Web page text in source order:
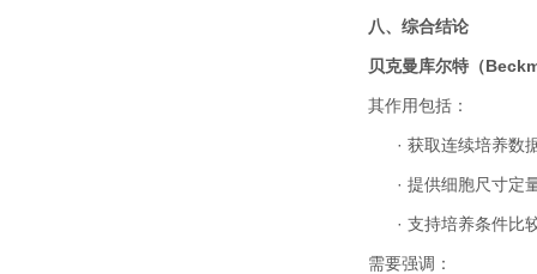
八、综合结论
贝克曼库尔特（
其作用包括：
· 获取连续培养数
· 提供细胞尺寸定
· 支持培养条件比
需要强调：